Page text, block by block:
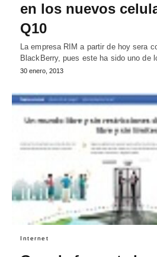
en los nuevos
Q10
La empresa RIM a partir de hoy sera
BlackBerry, pues este ha sido uno de
30 enero, 2013
Internet